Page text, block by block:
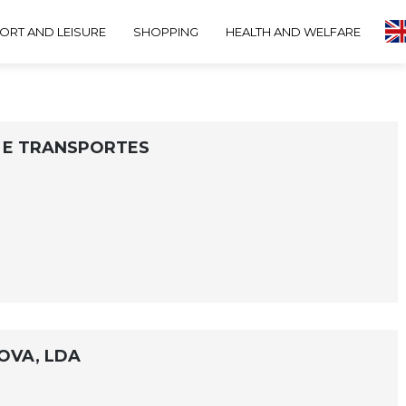
AND LEISURE SHOPPING HEALTH AND WELFARE
TRANSPORTES
LDA